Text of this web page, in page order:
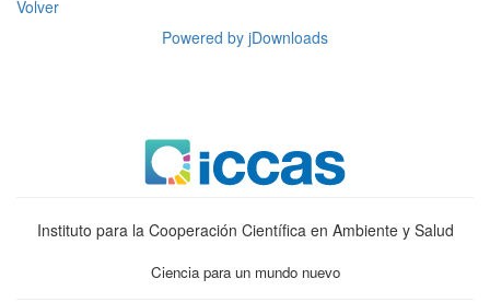
Volver
Powered by jDownloads
Instituto para la Cooperación Científica en Ambiente y Salud
Ciencia para un mundo nuevo